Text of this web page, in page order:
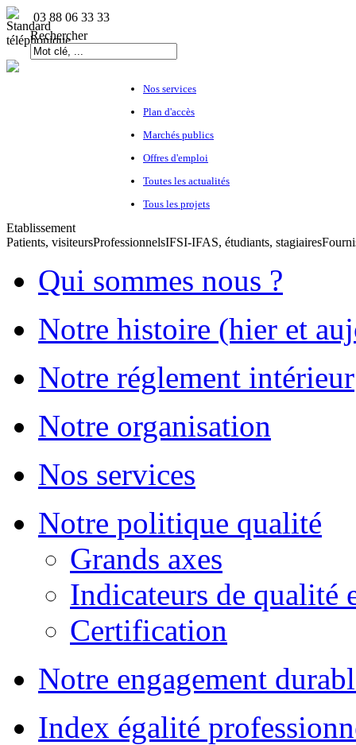
03 88 06 33 33
Rechercher
Nos services
Plan d'accès
Marchés publics
Offres d'emploi
Toutes les actualités
Tous les projets
Etablissement
Patients, visiteursProfessionnelsIFSI-IFAS, étudiants, stagiaires
Qui sommes nous ?
Notre histoire (hier et
Notre réglement intérieur
Notre organisation
Nos services
Notre politique qualité
Grands axes
Indicateurs de qualité
Certification
Notre engagement
Index égalité